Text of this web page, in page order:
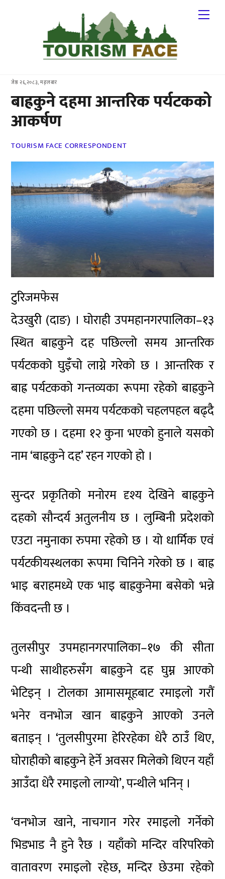
जेष्ठ २६,२०८३, मङ्लबार
बाह्रकुने दहमा आन्तरिक पर्यटकको
आकर्षण
TOURISM FACE CORRESPONDENT
टुरिजमफेस
देउखुरी (दाङ) । घोराही उपमहानगरपालिका–१३
स्थित बाह्रकुने दह पछिल्लो समय आन्तरिक
पर्यटकको घुइँचो लाग्ने गरेको छ । आन्तरिक र
बाह्र पर्यटकको गन्तव्यका रूपमा रहेको बाह्रकुने
दहमा पछिल्लो समय पर्यटकको चहलपहल बढ्दै
गएको छ । दहमा १२ कुना भएको हुनाले यसको
नाम ‘बाह्रकुने दह’ रहन गएको हो ।
सुन्दर प्रकृतिको मनोरम दृश्य देखिने बाह्रकुने
दहको सौन्दर्य अतुलनीय छ । लुम्बिनी प्रदेशको
एउटा नमुनाका रुपमा रहेको छ । यो धार्मिक एवं
पर्यटकीयस्थलका रूपमा चिनिने गरेको छ । बाह्र
भाइ बराहमध्ये एक भाइ बाह्रकुनेमा बसेको भन्ने
किंवदन्ती छ ।
तुलसीपुर उपमहानगरपालिका–१७ की सीता
पन्थी साथीहरुसँग बाह्रकुने दह घुम्न आएको
भेटिइन् । टोलका आमासमूहबाट रमाइलो गरौं
भनेर वनभोज खान बाह्रकुने आएको उनले
बताइन् । ‘तुलसीपुरमा हेरिरहेका धेरै ठाउँ थिए,
घोराहीको बाह्रकुने हेर्ने अवसर मिलेको थिएन यहाँ
आउँदा धेरै रमाइलो लाग्यो’, पन्थीले भनिन् ।
‘वनभोज खाने, नाचगान गरेर रमाइलो गर्नेको
भिडभाड नै हुने रैछ । यहाँको मन्दिर वरिपरिको
वातावरण रमाइलो रहेछ, मन्दिर छेउमा रहेको